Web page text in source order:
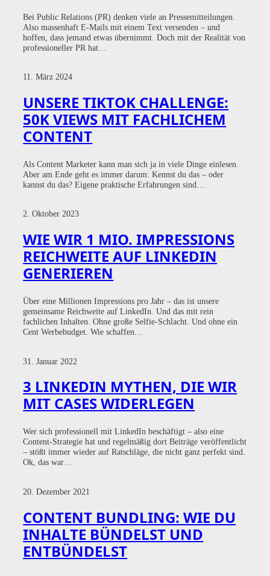
Bei Public Relations (PR) denken viele an Pressemitteilungen.
Also massenhaft E-Mails mit einem Text versenden – und
hoffen, dass jemand etwas übernimmt. Doch mit der Realität von
professioneller PR hat…
11. März 2024
UNSERE TIKTOK CHALLENGE:
50K VIEWS MIT FACHLICHEM
CONTENT
Als Content Marketer kann man sich ja in viele Dinge einlesen.
Aber am Ende geht es immer darum: Kennst du das – oder
kannst du das? Eigene praktische Erfahrungen sind…
2. Oktober 2023
WIE WIR 1 MIO. IMPRESSIONS
REICHWEITE AUF LINKEDIN
GENERIEREN
Über eine Millionen Impressions pro Jahr – das ist unsere
gemeinsame Reichweite auf LinkedIn. Und das mit rein
fachlichen Inhalten. Ohne große Selfie-Schlacht. Und ohne ein
Cent Werbebudget. Wie schaffen…
31. Januar 2022
3 LINKEDIN MYTHEN, DIE WIR
MIT CASES WIDERLEGEN
Wer sich professionell mit LinkedIn beschäftigt – also eine
Content-Strategie hat und regelmäßig dort Beiträge veröffentlicht
– stößt immer wieder auf Ratschläge, die nicht ganz perfekt sind.
Ok, das war…
20. Dezember 2021
CONTENT BUNDLING: WIE DU
INHALTE BÜNDELST UND
ENTBÜNDELST